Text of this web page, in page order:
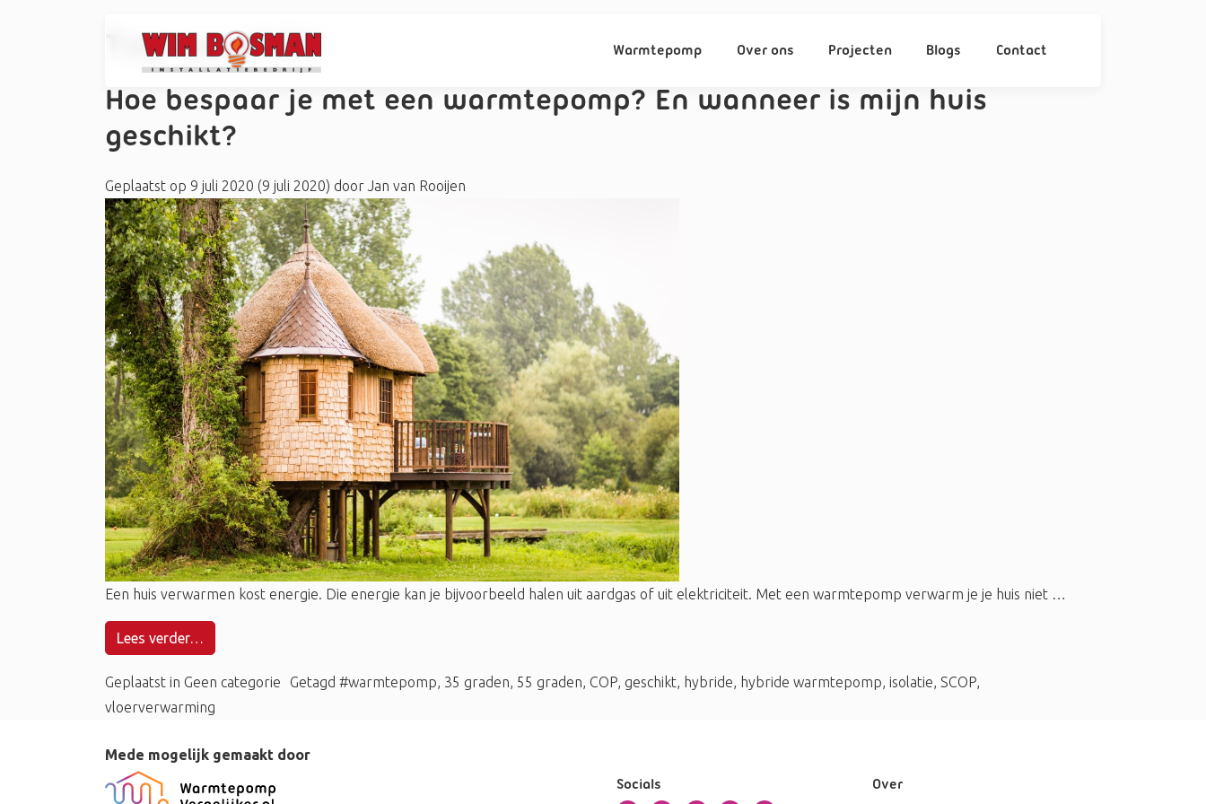
Warmtepomp Over ons Projecten Blogs Contact
Tag:geschikt
Hoe bespaar je met een warmtepomp? En wanneer is mijn huis
geschikt?
Geplaatst op 9 juli 2020 (9 juli 2020) door Jan van Rooijen
Een huis verwarmen kost energie. Die energie kan je bijvoorbeeld halen uit aardgas of uit elektriciteit. Met een warmtepomp verwarm je je huis niet …
Lees verder…
Geplaatst in Geen categorie Getagd #warmtepomp, 35 graden, 55 graden, COP, geschikt, hybride, hybride warmtepomp, isolatie, SCOP,
vloerverwarming
Mede mogelijk gemaakt door
Socials Over